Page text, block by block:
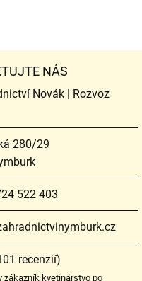
NÁS
Novák | Rozvoz
280/29
522 403
recenzií)
zákazník kvetinárstvo po